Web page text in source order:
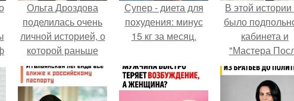
Ольга Дроздова
поделилась очень
личной историей, о
которой раньше
почти не говорила.
Супер - диета для
похудения: минус
15 кг за месяц.
В этой
было
кабинета и
"Мастера
Курсов".